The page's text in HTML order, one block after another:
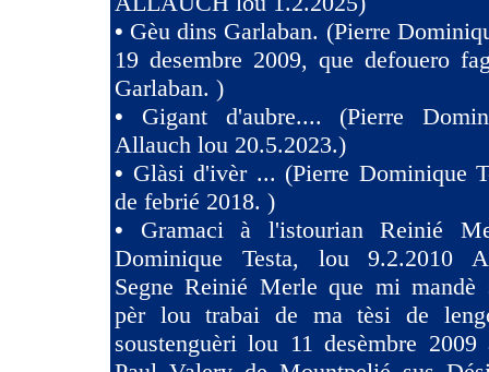
• Gèu dins Garlaban. (Pierre
19 desembre 2009, que defouero
Garlaban. )
• Gigant d'aubre.... (Pierre
Allauch lou 20.5.2023.)
• Glàsi d'ivèr ... (Pierre Dominique
de febrié 2018. )
• Gramaci à l'istourian Reinié
Dominique Testa, lou 9.2.2010
Segne Reinié Merle que mi mandè
pèr lou trabai de ma tèsi de
soustenguèri lou 11 desèmbre